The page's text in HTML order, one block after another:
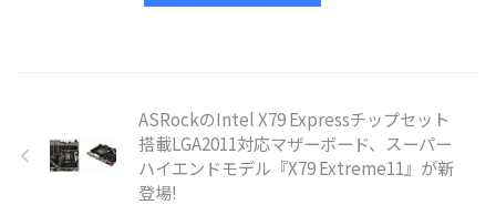
ASRockのIntel X79 Expressチップセット
搭載LGA2011対応マザーボード、スーパー
ハイエンドモデル『X79 Extreme11』が新
登場!